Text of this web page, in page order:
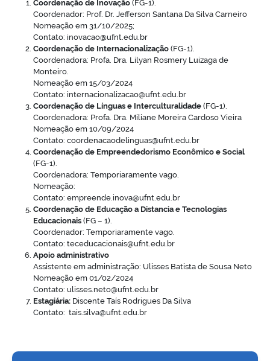
Coordenação de Inovação (FG-1).
Coordenador: Prof. Dr. Jefferson Santana Da Silva Carneiro
Nomeação em 31/10/2025;
Contato: inovacao@ufnt.edu.br
Coordenação de Internacionalização (FG-1).
Coordenadora: Profa. Dra. Lilyan Rosmery Luizaga de
Monteiro.
Nomeação em 15/03/2024
Contato: internacionalizacao@ufnt.edu.br
Coordenação de Línguas e Interculturalidade (FG-1).
Coordenadora: Profa. Dra. Miliane Moreira Cardoso Vieira
Nomeação em 10/09/2024
Contato: coordenacaodelinguas@ufnt.edu.br
Coordenação de Empreendedorismo Econômico e Social
(FG-1).
Coordenadora: Temporiaramente vago.
Nomeação:
Contato: empreende.inova@ufnt.edu.br
Coordenação de Educação a Distancia e Tecnologias
Educacionais (FG – 1).
Coordenador: Temporiaramente vago.
Contato: teceducacionais@ufnt.edu.br
Apoio administrativo
Assistente em administração: Ulisses Batista de Sousa Neto
Nomeação em 01/02/2024
Contato: ulisses.neto@ufnt.edu.br
Estagiária: Discente Taís Rodrigues Da Silva
Contato: tais.silva@ufnt.edu.br